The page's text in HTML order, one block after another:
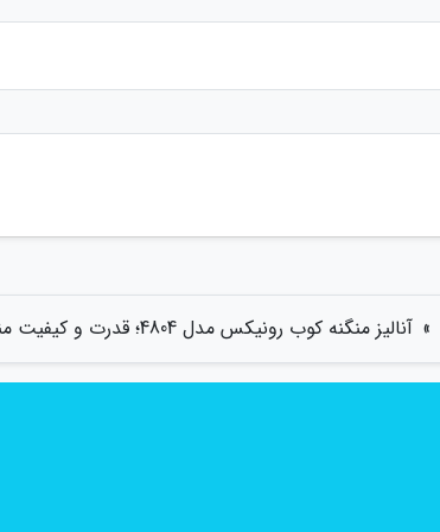
» آنالیز منگنه کوب رونیکس مدل 4804؛ قدرت و کیفیت مناسب